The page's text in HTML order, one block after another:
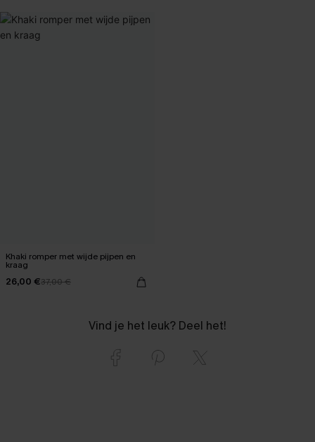
Khaki romper met wijde pijpen en
kraag
26,00 €37,00 €
Vind je het leuk? Deel het!